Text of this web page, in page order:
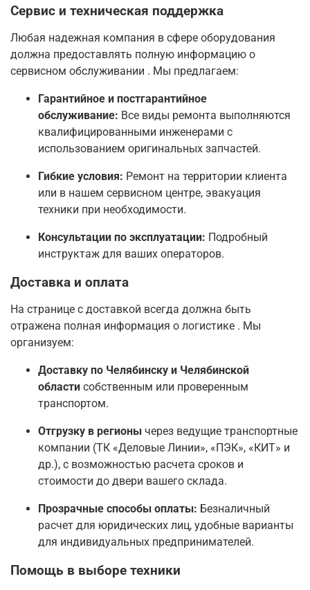
Сервис и техническая поддержка
Любая надежная компания в сфере оборудования
должна предоставлять полную информацию о
сервисном обслуживании . Мы предлагаем:
Гарантийное и постгарантийное
обслуживание: Все виды ремонта выполняются
квалифицированными инженерами с
использованием оригинальных запчастей.
Гибкие условия: Ремонт на территории клиента
или в нашем сервисном центре, эвакуация
техники при необходимости.
Консультации по эксплуатации: Подробный
инструктаж для ваших операторов.
Доставка и оплата
На странице с доставкой всегда должна быть
отражена полная информация о логистике . Мы
организуем:
Доставку по Челябинску и Челябинской
области собственным или проверенным
транспортом.
Отгрузку в регионы через ведущие транспортные
компании (ТК «Деловые Линии», «ПЭК», «КИТ» и
др.), с возможностью расчета сроков и
стоимости до двери вашего склада.
Прозрачные способы оплаты: Безналичный
расчет для юридических лиц, удобные варианты
для индивидуальных предпринимателей.
Помощь в выборе техники